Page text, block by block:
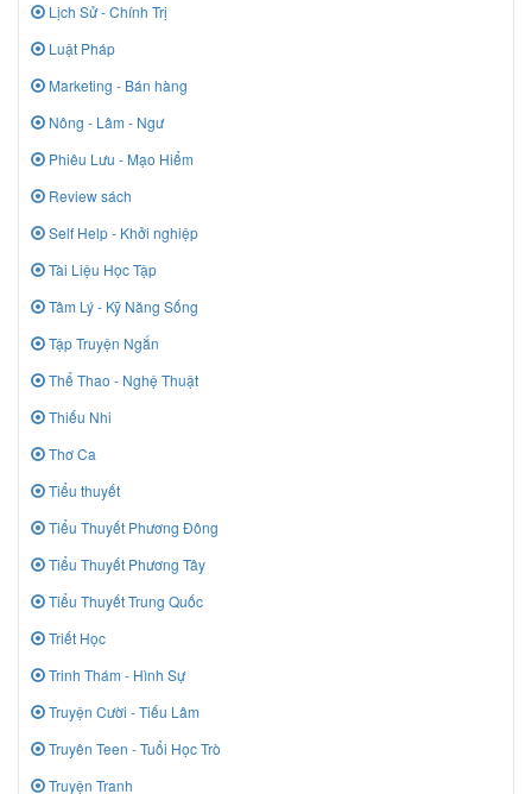
Lịch Sử - Chính Trị
Luật Pháp
Marketing - Bán hàng
Nông - Lâm - Ngư
Phiêu Lưu - Mạo Hiểm
Review sách
Self Help - Khởi nghiệp
Tài Liệu Học Tập
Tâm Lý - Kỹ Năng Sống
Tập Truyện Ngắn
Thể Thao - Nghệ Thuật
Thiếu Nhi
Thơ Ca
Tiểu thuyết
Tiểu Thuyết Phương Đông
Tiểu Thuyết Phương Tây
Tiểu Thuyết Trung Quốc
Triết Học
Trinh Thám - Hình Sự
Truyện Cười - Tiếu Lâm
Truyên Teen - Tuổi Học Trò
Truyện Tranh